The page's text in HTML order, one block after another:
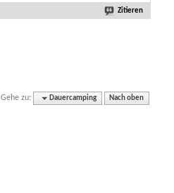
Zitieren
Gehe zu: Dauercamping Nach oben